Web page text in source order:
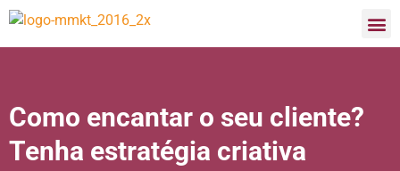
Como encantar o seu cliente?
Tenha estratégia criativa